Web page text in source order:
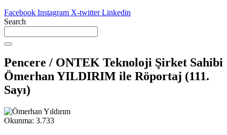
Facebook Instagram X-twitter Linkedin
Search
Pencere / ONTEK Teknoloji Şirket Sahibi
Ömerhan YILDIRIM ile Röportaj (111.
Sayı)
Okunma: 3.733